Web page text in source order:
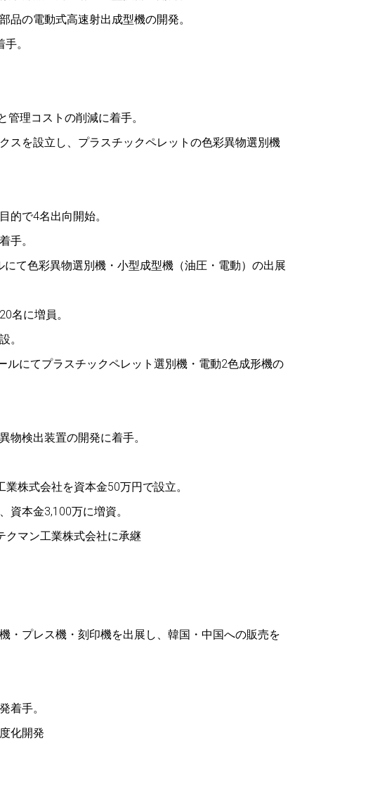
品の電動式高速射出成型機の開発。
。
理コストの削減に着手。
スを設立し、プラスチックペレットの色彩異物選別機
的で4名出向開始。
手。
て色彩異物選別機・小型成型機（油圧・電動）の出展
名に増員。
。
ルにてプラスチックペレット選別機・電動2色成形機の
物検出装置の開発に着手。
株式会社を資本金50万円で設立。
資本金3,100万に増資。
クマン工業株式会社に承継
プレス機・刻印機を出展し、韓国・中国への販売を
着手。
化開発